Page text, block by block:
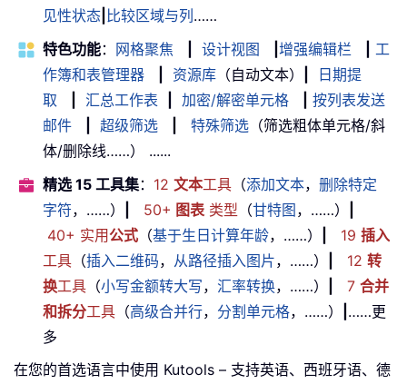
见性状态 比较区域与列……
特色功能： 网格聚焦 设计视图 增强编辑栏
工
作簿和表管理器
资源库 （自动文本）
日期提
取
汇总工作表 加密/解密单元格
按列表发送
邮件
超级筛选 特殊筛选 （筛选粗体单元格/斜
体/删除线……） ......
精选 15 工具集： 12 文本工具 （添加文本， 删除特定
字符，……） 50+ 图表 类型 （甘特图，……）
40+ 实用公式 （基于生日计算年龄，……） 19 插入
工具 （插入二维码， 从路径插入图片，……） 12 转
换工具 （小写金额转大写， 汇率转换，……） 7 合并
和拆分工具 （高级合并行， 分割单元格，……）
……更
多
在您的首选语言中使用 Kutools – 支持英语、西班牙语、德